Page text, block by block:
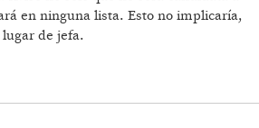
en ninguna lista. Esto no implicaría,
de jefa.
TRINCHERA